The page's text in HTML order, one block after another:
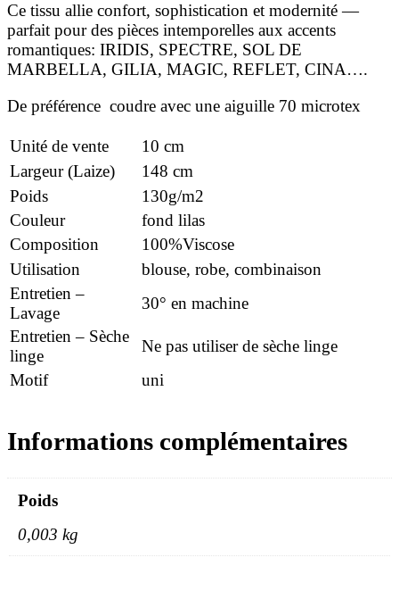
Ce tissu allie confort, sophistication et modernité —
parfait pour des pièces intemporelles aux accents
romantiques: IRIDIS, SPECTRE, SOL DE
MARBELLA, GILIA, MAGIC, REFLET, CINA….
De préférence coudre avec une aiguille 70 microtex
Unité de vente
10 cm
Largeur (Laize)
148 cm
Poids
130g/m2
Couleur
fond lilas
Composition
100%Viscose
Utilisation
blouse, robe, combinaison
Entretien –
Lavage
30° en machine
Entretien – Sèche
linge
Ne pas utiliser de sèche linge
Motif
uni
Informations complémentaires
Poids
0,003 kg